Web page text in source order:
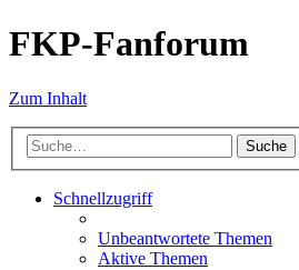
FKP-Fanforum
Zum Inhalt
Suche
Schnellzugriff
Unbeantwortete Themen
Aktive Themen